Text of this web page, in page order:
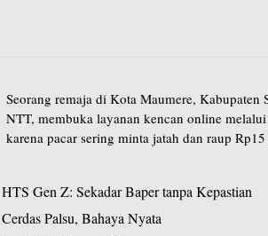
Seorang remaja di Kota Maumere, Kabupaten
NTT, membuka layanan kencan online
karena pacar sering minta jatah dan raup
HTS Gen Z: Sekadar Baper tanpa Kepastian
Cerdas Palsu, Bahaya Nyata